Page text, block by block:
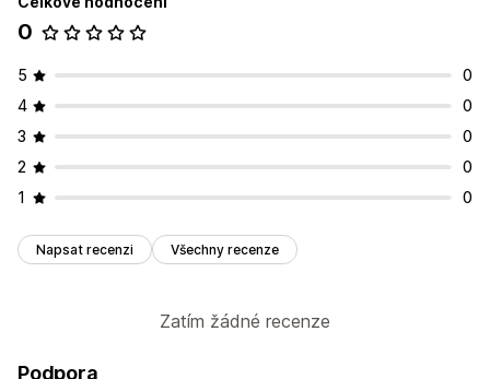
0
5
0
4
0
3
0
2
0
1
0
Napsat recenzi Všechny recenze
Zatím žádné recenze
Podpora